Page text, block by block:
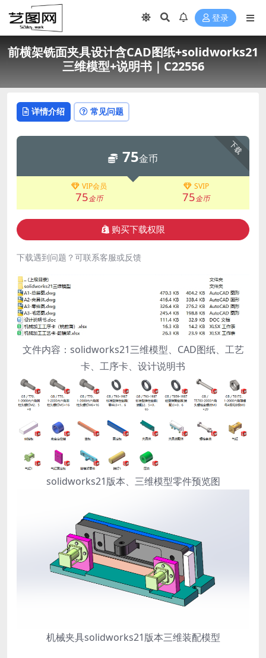
登录
前横架铣面夹具设计含CAD图纸+solidworks21
三维模型+说明书｜C22556
详情介绍 常见问题
下载
75金币
VIP会员
75金币
SVIP
75金币
购买下载权限
下载遇到问题？可联系客服或反馈
文件内容：solidworks21三维模型、CAD图纸、工艺
卡、工序卡、设计说明书
solidworks21版本、三维模型零件预览图
机械夹具solidworks21版本三维装配模型